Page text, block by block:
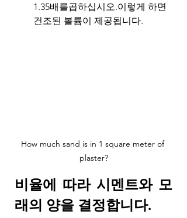
1.35배를곱하십시오.이렇게 하면
건조된 볼륨이 제공됩니다.
How much sand is in 1 square meter of
plaster?
비율에 따라 시멘트와 모
래의 양을 결정합니다.